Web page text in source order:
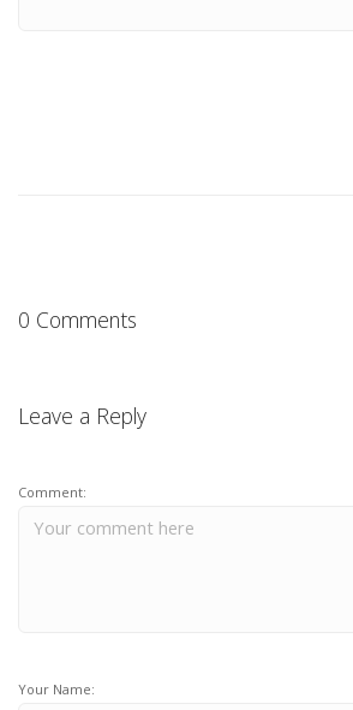
0 Comments
Leave a Reply
Comment:
Your Name: